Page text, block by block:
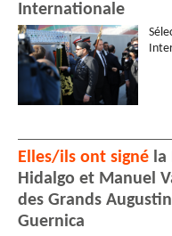
Internationale
Elles/ils ont signé
Hidalgo et Manuel
des Grands
Guernica